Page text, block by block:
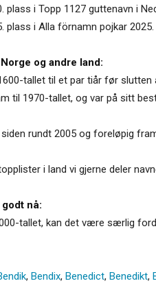
plass i Topp 1127 guttenavn i
plass i Alla förnamn pojkar 2025.
og andre land:
tallet til et par tiår før slutten
til 1970-tallet, og var på sitt
rundt 2005 og foreløpig
i land vi gjerne deler
nå:
tallet, kan det være særlig
, Bendix, Benedict, Benedikt,